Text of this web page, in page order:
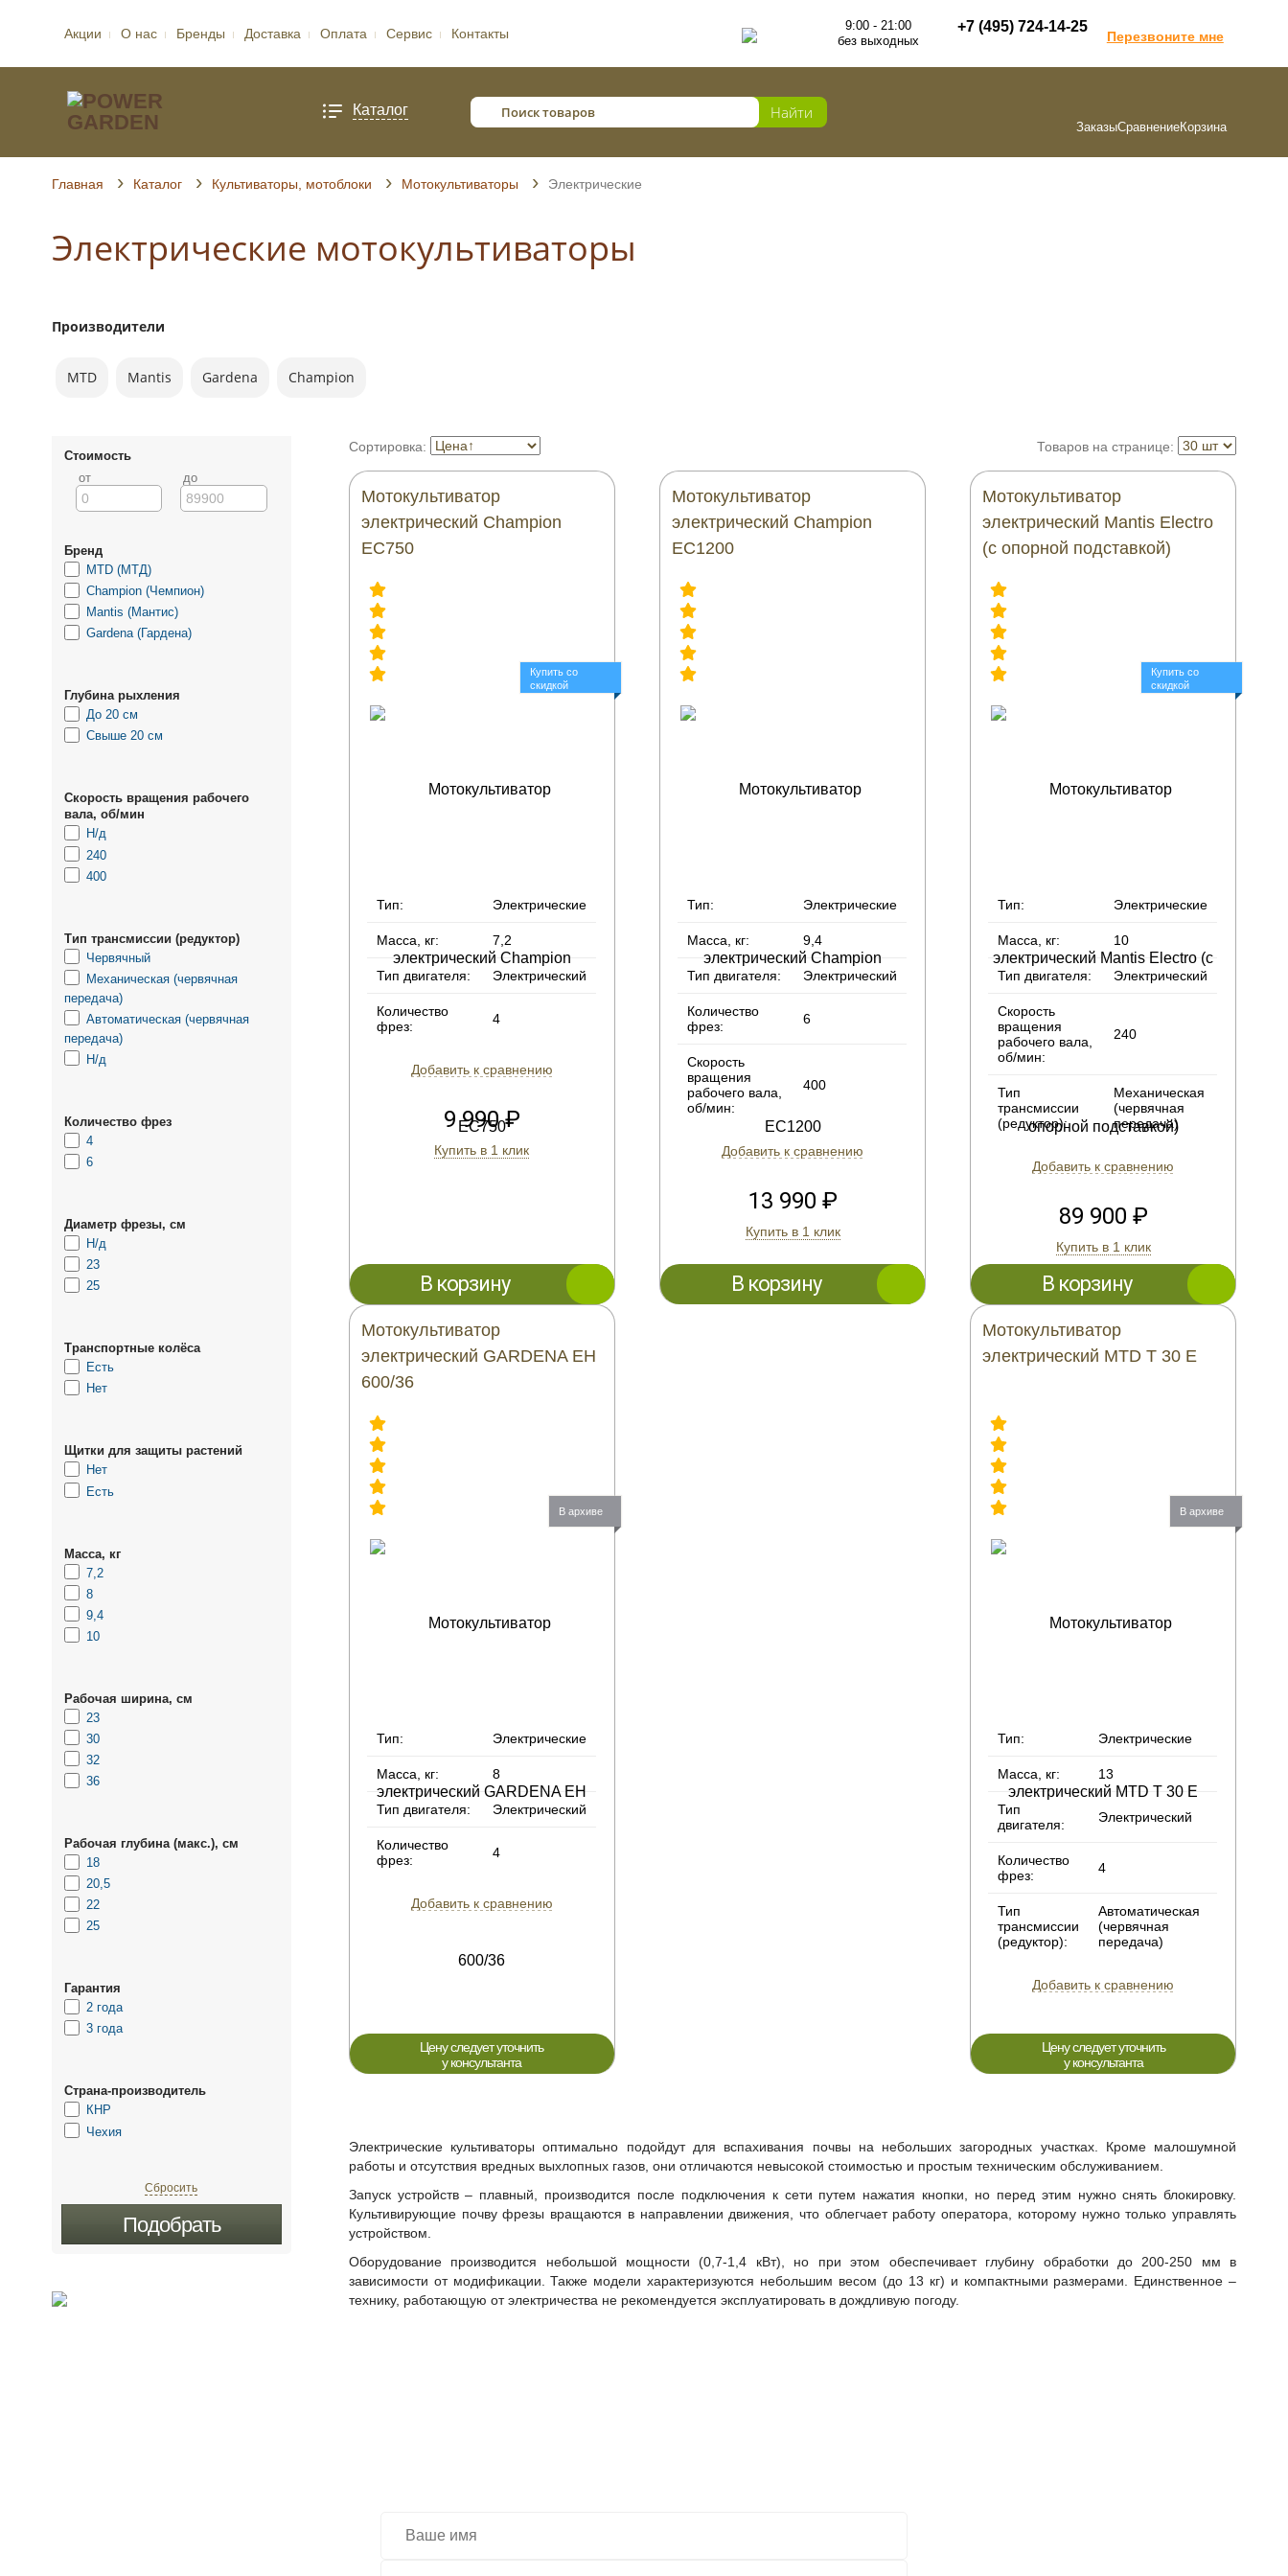
Акции О нас Бренды Доставка Оплата Сервис Контакты
9:00 - 21:00
без выходных
+7 (495) 724-14-25
Перезвоните мне
Каталог
ЗаказыСравнениеКорзина
Главная Каталог Культиваторы, мотоблоки Мотокультиваторы Электрические
Электрические мотокультиваторы
Производители
MTD Mantis Gardena Champion
Стоимость
от
до
Бренд
MTD (МТД)
Champion (Чемпион)
Mantis (Мантис)
Gardena (Гардена)
Глубина рыхления
До 20 см
Свыше 20 см
Скорость вращения рабочего
вала, об/мин
Н/д
240
400
Тип трансмиссии (редуктор)
Червячный
Механическая (червячная
передача)
Автоматическая (червячная
передача)
Н/д
Количество фрез
4
6
Диаметр фрезы, см
Н/д
23
25
Транспортные колёса
Есть
Нет
Щитки для защиты растений
Нет
Есть
Масса, кг
7,2
8
9,4
10
Рабочая ширина, см
23
30
32
36
Рабочая глубина (макс.), см
18
20,5
22
25
Гарантия
2 года
3 года
Страна-производитель
КНР
Чехия
Сбросить
Подобрать
Сортировка: Товаров на странице:
Мотокультиватор
электрический Champion
EC750
Купить со
скидкой
Тип: Электрические
Масса, кг: 7,2
Тип двигателя: Электрический
Количество
фрез:
4
Добавить к сравнению
9 990 ₽
Купить в 1 клик
В корзину
Мотокультиватор
электрический Champion
EC1200
Тип: Электрические
Масса, кг: 9,4
Тип двигателя: Электрический
Количество
фрез:
6
Скорость
вращения
рабочего вала,
об/мин:
400
Добавить к сравнению
13 990 ₽
Купить в 1 клик
В корзину
Мотокультиватор
электрический Mantis Electro
(с опорной подставкой)
Купить со
скидкой
Тип: Электрические
Масса, кг: 10
Тип двигателя: Электрический
Скорость
вращения
рабочего вала,
об/мин:
240
Тип
трансмиссии
(редуктор):
Механическая
(червячная
передача)
Добавить к сравнению
89 900 ₽
Купить в 1 клик
В корзину
Мотокультиватор
электрический GARDENA EH
600/36
В архиве
Тип: Электрические
Масса, кг: 8
Тип двигателя: Электрический
Количество
фрез:
4
Добавить к сравнению
Цену следует уточнить
у консультанта
Мотокультиватор
электрический MTD T 30 E
В архиве
Тип: Электрические
Масса, кг: 13
Тип
двигателя:
Электрический
Количество
фрез:
4
Тип
трансмиссии
(редуктор):
Автоматическая
(червячная
передача)
Добавить к сравнению
Цену следует уточнить
у консультанта
Электрические культиваторы оптимально подойдут для вспахивания почвы на небольших загородных участках. Кроме малошумной
работы и отсутствия вредных выхлопных газов, они отличаются невысокой стоимостью и простым техническим обслуживанием.
Запуск устройств – плавный, производится после подключения к сети путем нажатия кнопки, но перед этим нужно снять блокировку.
Культивирующие почву фрезы вращаются в направлении движения, что облегчает работу оператора, которому нужно только управлять
устройством.
Оборудование производится небольшой мощности (0,7-1,4 кВт), но при этом обеспечивает глубину обработки до 200-250 мм в
зависимости от модификации. Также модели характеризуются небольшим весом (до 13 кг) и компактными размерами. Единственное –
технику, работающую от электричества не рекомендуется эксплуатировать в дождливую погоду.